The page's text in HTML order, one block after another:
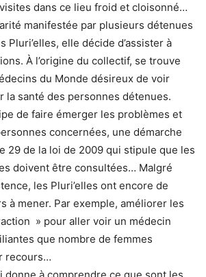
dans ce lieu froid et cloisonné…
manifestée par plusieurs détenues
Pluri’elles, elle décide d’assister à
À l’origine du collectif, se trouve
du Monde désireux de voir
la santé des personnes détenues.
de faire émerger les problèmes et
concernées, une démarche
29 de la loi de 2009 qui stipule que les
doivent être consultées… Malgré
les Pluri’elles ont encore de
à mener. Par exemple, améliorer les
» pour aller voir un médecin
que nombre de femmes
recours…